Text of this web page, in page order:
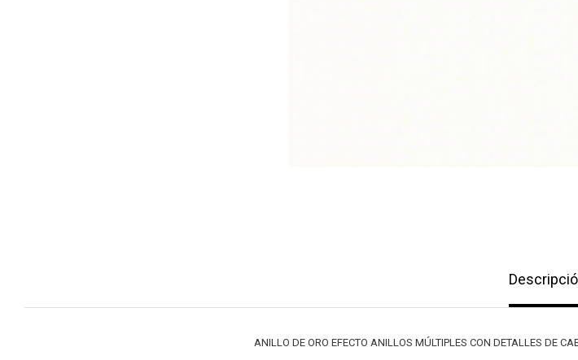
ANILLO DE ORO EFECTO ANILLOS MÚLTIPLES CON DETALLES DE